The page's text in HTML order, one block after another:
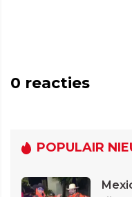
0 reacties
POPULAIR